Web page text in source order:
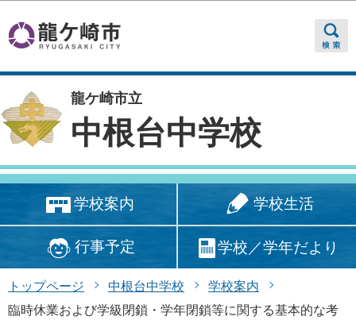
龍ケ崎市立
中根台中学校
学校案内 学校生活
行事予定 学校／学年だより
トップページ 中根台中学校
学校案内
臨時休業および学級閉鎖・学年閉鎖等に関する基本的な考